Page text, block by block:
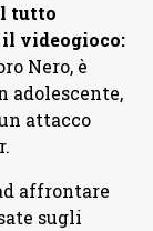
tutto
videogioco:
Nero, è
adolescente,
attacco
affrontare
sugli